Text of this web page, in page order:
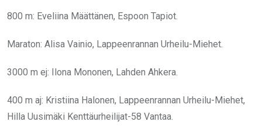
800 m: Eveliina Määttänen, Espoon Tapiot.
Maraton: Alisa Vainio, Lappeenrannan Urheilu-Miehet.
3000 m ej: Ilona Mononen, Lahden Ahkera.
400 m aj: Kristiina Halonen, Lappeenrannan Urheilu-Miehet,
Hilla Uusimäki Kenttäurheilijat-58 Vantaa.